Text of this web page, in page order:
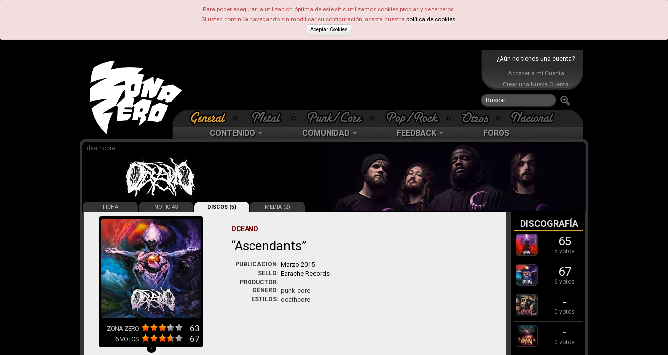
Para poder asegurar la utilización óptima de este sitio utilizamos cookies propias y de terceros.
Si usted continúa navegando sin modificar su configuración, acepta nuestra política de cookies.
Aceptar Cookies
¿Aún no tienes una cuenta?
Acceder a mi Cuenta
Crear una Nueva Cuenta
CONTENIDO COMUNIDAD FEEDBACK FOROS
deathcore
FICHA NOTICIAS DISCOS (5) MEDIA (2)
ZONA-ZERO 63
6VOTOS 67
+
OCEANO
Ascendants
PUBLICACIÓN: Marzo 2015
SELLO: Earache Records
PRODUCTOR:
GÉNERO: punk-core
ESTILOS: deathcore
DISCOGRAFÍA
65
5 votos
67
6 votos
-
0 votos
-
0 votos